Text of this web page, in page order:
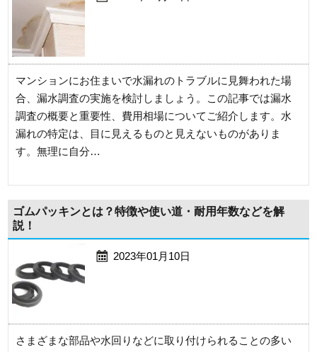
マンションにお住まいで水漏れのトラブルに見舞われた場
合、漏水調査の実施を検討しましょう。この記事では漏水
調査の概要と重要性、費用相場についてご紹介します。水
漏れの特定は、目に見えるものと見えないものがありま
す。無理に自分…
ゴムパッキンとは？特徴や使い道・耐用年数などを解
説！
2023年01月10日
さまざまな部品や水回りなどに取り付けられることの多い